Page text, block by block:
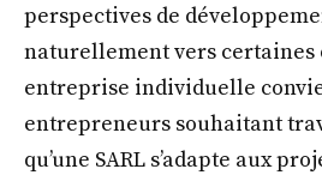
perspectives de
naturellement vers certaines
entreprise individuelle
entrepreneurs souhaitant
qu’une SARL s’adapte aux